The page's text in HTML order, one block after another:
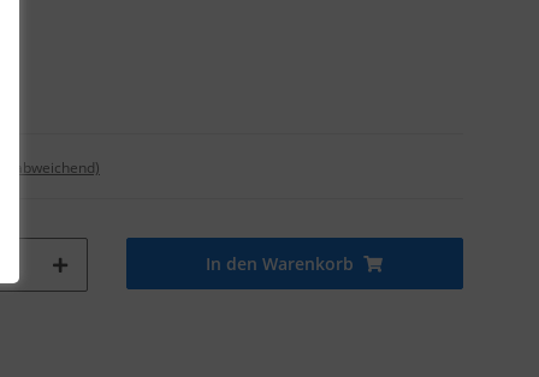
abweichend)
In den Warenkorb